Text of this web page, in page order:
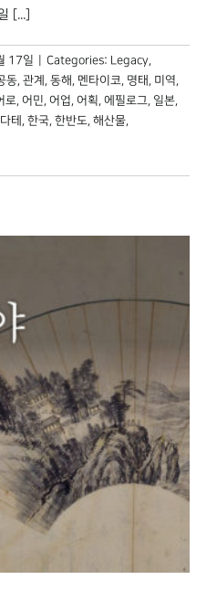
[...]
17일 Categories: Legacy
동 관계 동해 멘타이코 명태 미역
로 어민 어업 어획 에필로그 일본
테 한국 한반도 해산물